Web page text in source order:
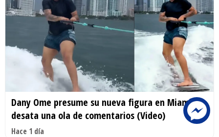
Dany Ome presume su nueva figura en Miami y
desata una ola de comentarios (Video)
Hace 1 día